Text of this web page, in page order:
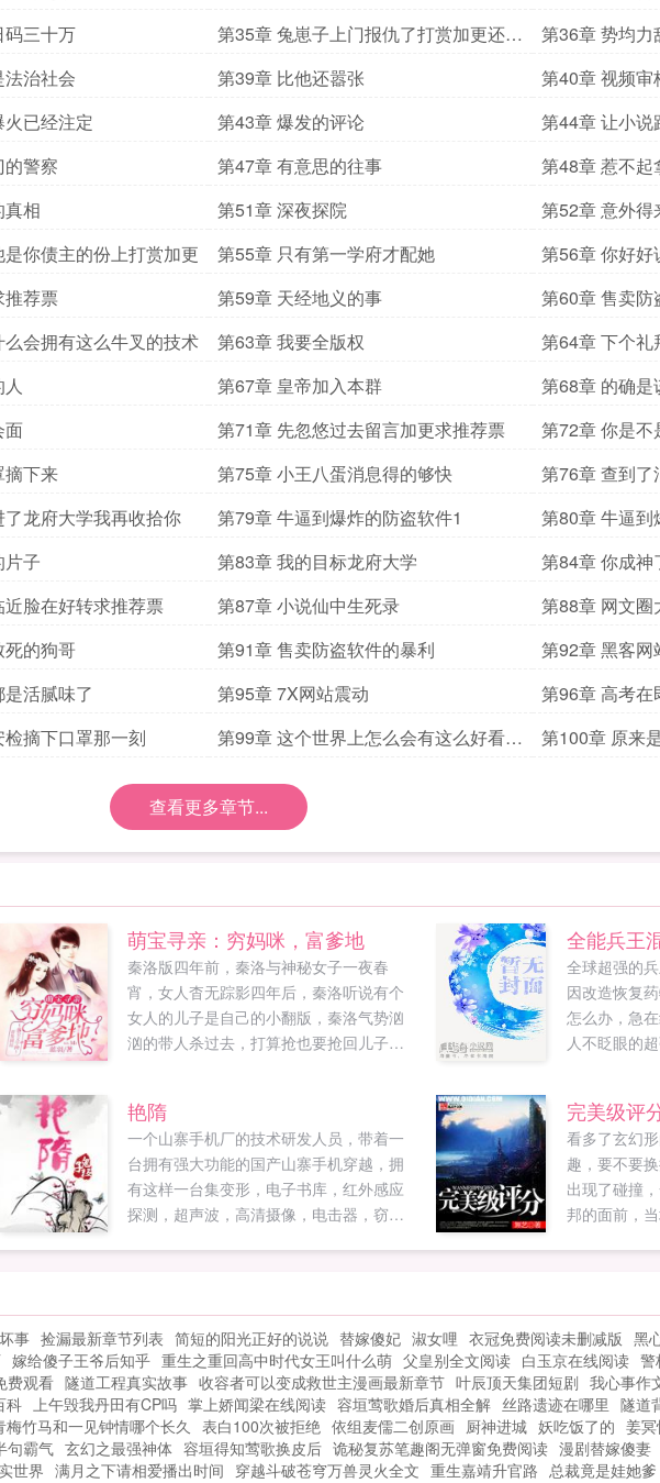
三十万
第35章 兔崽子上门报仇了打赏加更还求
推荐票
第36章 势均力
治社会 第39章 比他还嚣张
第40章 视频审
已经注定 第43章 爆发的评论
第44章 让小说
警察 第47章 有意思的往事
第48章 惹不起
相 第51章 深夜探院
第52章 意外得
你债主的份上打赏加更 第55章 只有第一学府才配她
第56章 你好
推荐票 第59章 天经地义的事
第60章 售卖防
会拥有这么牛叉的技术 第63章 我要全版权
第64章 下个礼
第67章 皇帝加入本群
第68章 的确是
面 第71章 先忽悠过去留言加更求推荐票
第72章 你是不
摘下来 第75章 小王八蛋消息得的够快
第76章 查到了
龙府大学我再收拾你 第79章 牛逼到爆炸的防盗软件1
第80章 牛逼到
更
子 第83章 我的目标龙府大学
第84章 你成神
脸在好转求推荐票 第87章 小说仙中生死录
第88章 网文圈
的狗哥 第91章 售卖防盗软件的暴利
第92章 黑客网
活腻味了 第95章 7X网站震动
第96章 高考在
摘下口罩那一刻
第99章 这个世界上怎么会有这么好看的
第100章 原来
查看更多章节...
萌宝寻亲：穷妈咪，富爹地
秦洛版四年前，秦洛与神秘女子一夜春
宵，女人杳无踪影四年后，秦洛听说有个
女人的儿子是自己的小翻版，秦洛气势汹
汹的带人杀过去，打算抢也要抢回儿子，
你死也不给，女人，给我按套路来！黎非
版秦洛拍下一百万，去母留子，黎非想，
好，今天你对我弃之不理，明天我就叫你
高攀不起结果后来的后来，秦洛天天捧着
户口本跟着黎非的烧烤摊，跪求领证。老
婆，再不领我们姑娘又要黑户了！嗯，最
全能兵王
全球超强的
因改造恢复
怎么办，急
人不眨眼的
艳隋
一个山寨手机厂的技术研发人员，带着一
台拥有强大功能的国产山寨手机穿越，拥
有这样一台集变形，电子书库，红外感应
探测，超声波，高清摄像，电击器，窃听
中变得不再吻合，曾经以为的英雄豪杰，
旷世明君，都不是他所熟悉的形象，相亲
失败二十次的他跌摸滚打中拥有了令人艳
羡的娇妻美妾，然而也因此惹来那些权贵
枭雄的觊觎垂涎，原本无欲无求的他，为
了守护自己心爱的女人，渐渐地被形势逼
着走上了一条争权夺势的不归路。...
完美级评
看多了玄幻
趣，要不要
出现了碰撞
邦的面前，
主宰而疯狂
已经遗忘了
再一次的充
大的变化，
胜利在这样
接来了第一
求打赏，求
事 捡漏最新章节列表 简短的阳光正好的说说 替嫁傻妃 淑女哩 衣冠免费阅读未删减版 黑
嫁给傻子王爷后知乎 重生之重回高中时代女王叫什么萌 父皇别全文阅读 白玉京在线阅读 警
费观看 隧道工程真实故事 收容者可以变成救世主漫画最新章节 叶辰顶天集团短剧 我心事作
科 上午毁我丹田有CP吗 掌上娇闻梁在线阅读 容垣莺歌婚后真相全解 丝路遗迹在哪里 隧道
梅竹马和一见钟情哪个长久 表白100次被拒绝 依组麦儒二创原画 厨神进城 妖吃饭了的 姜
句霸气 玄幻之最强神体 容垣得知莺歌换皮后 诡秘复苏笔趣阁无弹窗免费阅读 漫剧替嫁傻妻
世界 满月之下请相爱播出时间 穿越斗破苍穹万兽灵火全文 重生嘉靖升官路 总裁竟是娃她